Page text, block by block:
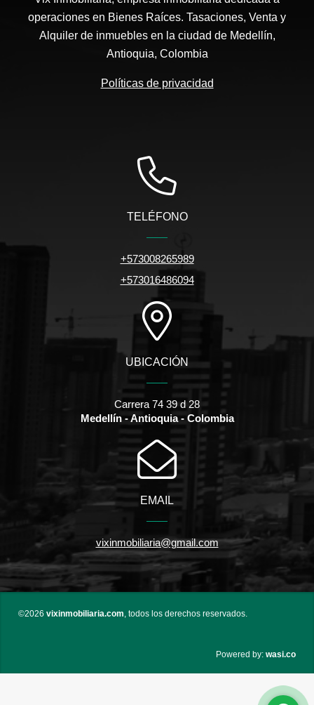
operaciones en Bienes Raíces. Tasaciones, Venta y
Alquiler de inmuebles en la ciudad de Medellín,
Antioquia, Colombia
Políticas de privacidad
TELÉFONO
+573008265989
+573016486094
UBICACIÓN
Carrera 74 39 d 28
Medellín - Antioquia - Colombia
EMAIL
vixinmobiliaria@gmail.com
©2026 vixinmobiliaria.com, todos los derechos reservados.
Powered by: wasi.co